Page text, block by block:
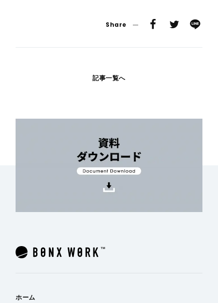
Share
記事一覧へ
ホーム